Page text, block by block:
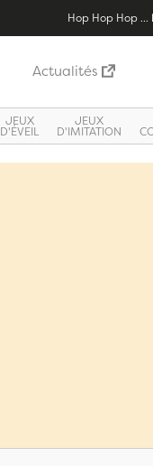
Hop Hop Hop ...
Actualités
JEUX
D'ÉVEIL
JEUX
D'IMITATION